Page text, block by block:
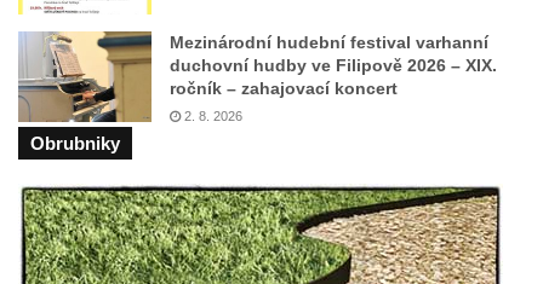
Barbořin most u Zahrádek
Staroměstský most v Děčíně
Kamenný most v Rabštejně nad Střelou
Krytá lávka v Kynšperku nad Ohří
Akvadukt na Chřibské Kamenici
Železniční most ve Vilémově
Ovčí most u Tisové v Krušných horách
Silniční most v Horní ulici v Českém
Mezinárodní hudební festival varhanní
duchovní hudby ve Filipově 2026 – XIX.
ročník – zahajovací koncert
2. 8. 2026
Obrubniky